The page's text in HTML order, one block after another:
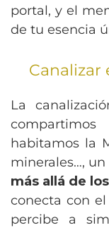
portal, y el
de tu esencia
Canalizar
La
habitamos la
minerales…,
más allá de
conecta con el
percibe a